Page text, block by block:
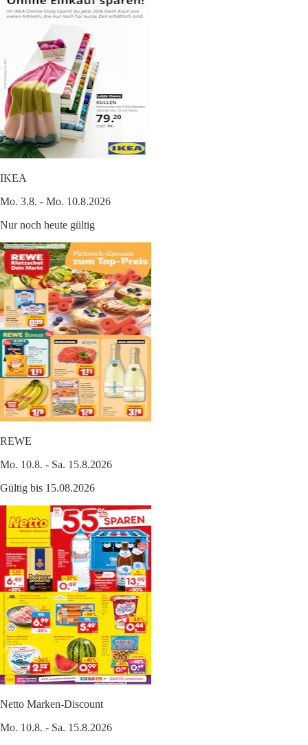
IKEA
Mo. 3.8. - Mo. 10.8.2026
Nur noch heute gültig
REWE
Mo. 10.8. - Sa. 15.8.2026
Gültig bis 15.08.2026
Netto Marken-Discount
Mo. 10.8. - Sa. 15.8.2026